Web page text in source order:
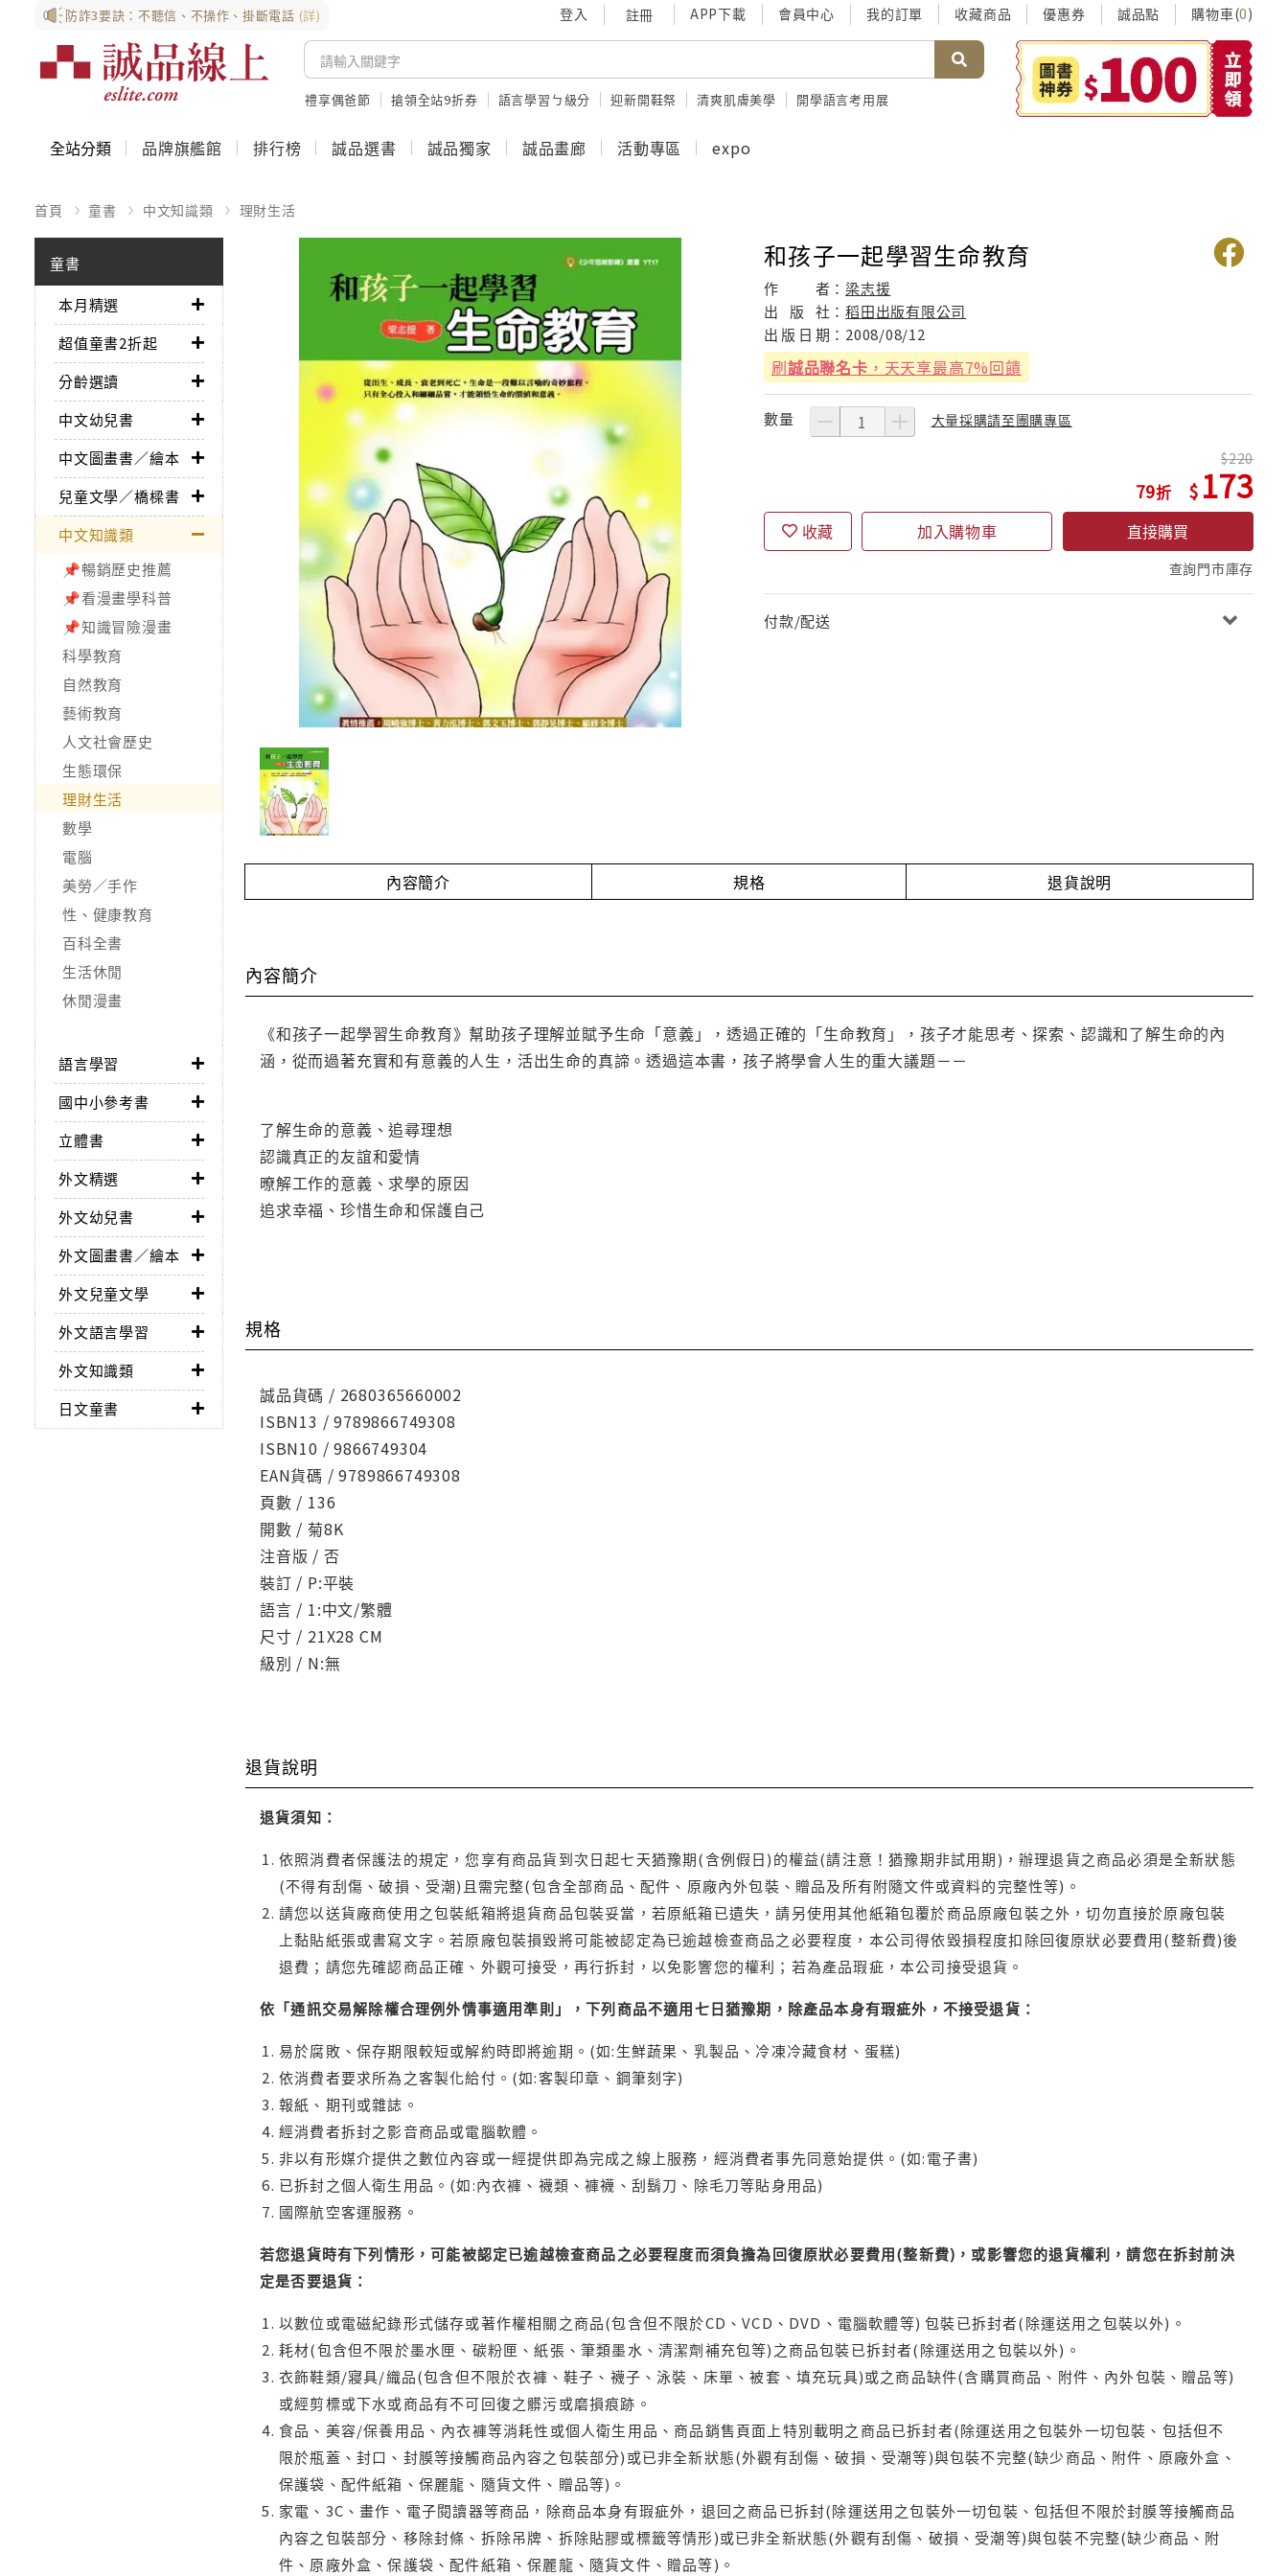
防詐3要訣：不聽信、不操作、掛斷電話 (詳) 登入 註冊 APP下載 會員中心 我的訂單 收藏商品 優惠券 誠品點 購物車(0)
禮享偶爸節 搶領全站9折券 語言學習ㄅ級分 迎新開鞋祭 清爽肌膚美學 開學語言考用展
全站分類 品牌旗艦館 排行榜 誠品選書 誠品獨家 誠品畫廊 活動專區 expo
首頁 童書 中文知識類 理財生活
童書
本月精選
超值童書2折起
分齡選讀
中文幼兒書
中文圖畫書／繪本
兒童文學／橋樑書
中文知識類
📌暢銷歷史推薦
📌看漫畫學科普
📌知識冒險漫畫
科學教育
自然教育
藝術教育
人文社會歷史
生態環保
理財生活
數學
電腦
美勞／手作
性、健康教育
百科全書
生活休閒
休閒漫畫
語言學習
國中小參考書
立體書
外文精選
外文幼兒書
外文圖畫書／繪本
外文兒童文學
外文語言學習
外文知識類
日文童書
和孩子一起學習生命教育
作 者：梁志援
出
版 社：稻田出版有限公司
出 版 日 期： 2008/08/12
刷誠品聯名卡 ，天天享最高7%回饋
數量 大量採購請至團購專區
79
220
173
收藏 加入購物車 直接購買
查詢門市庫存
付款/配送
內容簡介 規格 退貨說明
內容簡介
《和孩子一起學習生命教育》幫助孩子理解並賦予生命「意義」，透過正確的「生命教育」，孩子才能思考、探索、認識和了解生命的內
涵，從而過著充實和有意義的人生，活出生命的真諦。透過這本書，孩子將學會人生的重大議題－－
了解生命的意義、追尋理想
認識真正的友誼和愛情
暸解工作的意義、求學的原因
追求幸福、珍惜生命和保護自己
規格
誠品貨碼 / 2680365660002
ISBN13 / 9789866749308
ISBN10 / 9866749304
EAN貨碼 / 9789866749308
頁數 / 136
開數 / 菊8K
注音版 / 否
裝訂 / P:平裝
語言 / 1:中文/繁體
尺寸 / 21X28 CM
級別 / N:無
退貨說明
退貨須知：
依照消費者保護法的規定，您享有商品貨到次日起七天猶豫期(含例假日)的權益(請注意！猶豫期非試用期)，辦理退貨之商品必須是全新狀態
(不得有刮傷、破損、受潮)且需完整(包含全部商品、配件、原廠內外包裝、贈品及所有附隨文件或資料的完整性等)。
請您以送貨廠商使用之包裝紙箱將退貨商品包裝妥當，若原紙箱已遺失，請另使用其他紙箱包覆於商品原廠包裝之外，切勿直接於原廠包裝
上黏貼紙張或書寫文字。若原廠包裝損毀將可能被認定為已逾越檢查商品之必要程度，本公司得依毀損程度扣除回復原狀必要費用(整新費)後
退費；請您先確認商品正確、外觀可接受，再行拆封，以免影響您的權利；若為產品瑕疵，本公司接受退貨。
依「通訊交易解除權合理例外情事適用準則」，下列商品不適用七日猶豫期，除產品本身有瑕疵外，不接受退貨：
易於腐敗、保存期限較短或解約時即將逾期。(如:生鮮蔬果、乳製品、冷凍冷藏食材、蛋糕)
依消費者要求所為之客製化給付。(如:客製印章、鋼筆刻字)
報紙、期刊或雜誌。
經消費者拆封之影音商品或電腦軟體。
非以有形媒介提供之數位內容或一經提供即為完成之線上服務，經消費者事先同意始提供。(如:電子書)
已拆封之個人衛生用品。(如:內衣褲、襪類、褲襪、刮鬍刀、除毛刀等貼身用品)
國際航空客運服務。
若您退貨時有下列情形，可能被認定已逾越檢查商品之必要程度而須負擔為回復原狀必要費用(整新費)，或影響您的退貨權利，請您在拆封前決
定是否要退貨：
以數位或電磁紀錄形式儲存或著作權相關之商品(包含但不限於CD、VCD、DVD、電腦軟體等) 包裝已拆封者(除運送用之包裝以外)。
耗材(包含但不限於墨水匣、碳粉匣、紙張、筆類墨水、清潔劑補充包等)之商品包裝已拆封者(除運送用之包裝以外)。
衣飾鞋類/寢具/織品(包含但不限於衣褲、鞋子、襪子、泳裝、床單、被套、填充玩具)或之商品缺件(含購買商品、附件、內外包裝、贈品等)
或經剪標或下水或商品有不可回復之髒污或磨損痕跡。
食品、美容/保養用品、內衣褲等消耗性或個人衛生用品、商品銷售頁面上特別載明之商品已拆封者(除運送用之包裝外一切包裝、包括但不
限於瓶蓋、封口、封膜等接觸商品內容之包裝部分)或已非全新狀態(外觀有刮傷、破損、受潮等)與包裝不完整(缺少商品、附件、原廠外盒、
保護袋、配件紙箱、保麗龍、隨貨文件、贈品等)。
家電、3C、畫作、電子閱讀器等商品，除商品本身有瑕疵外，退回之商品已拆封(除運送用之包裝外一切包裝、包括但不限於封膜等接觸商品
內容之包裝部分、移除封條、拆除吊牌、拆除貼膠或標籤等情形)或已非全新狀態(外觀有刮傷、破損、受潮等)與包裝不完整(缺少商品、附
件、原廠外盒、保護袋、配件紙箱、保麗龍、隨貨文件、贈品等)。